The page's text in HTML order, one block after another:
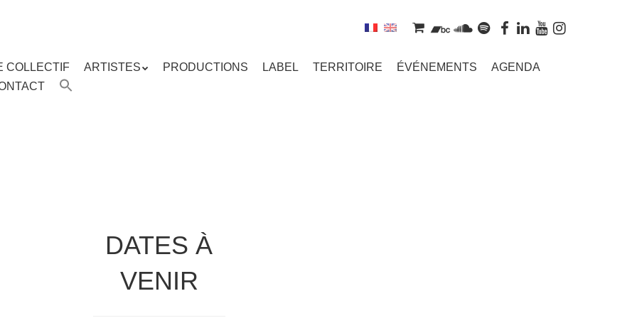
COLLECTIF ARTISTES PRODUCTIONS LABEL TERRITOIRE ÉVÉNEMENTS
AGENDA
DATES À
VENIR